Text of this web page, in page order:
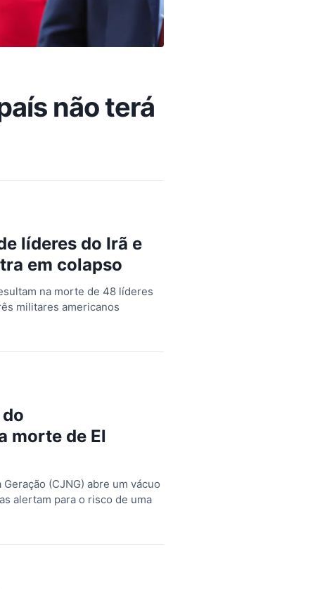
não terá
líderes do Irã e
em colapso
na morte de 48 líderes
militares americanos
morte de El
(CJNG) abre um vácuo
alertam para o risco de uma